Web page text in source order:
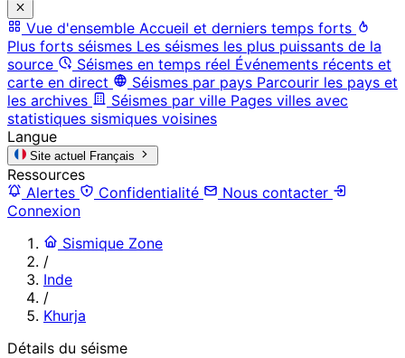
Vue d'ensemble Accueil et derniers temps forts
Plus forts séismes Les séismes les plus puissants de la
source
Séismes en temps réel Événements récents et
carte en direct
Séismes par pays Parcourir les pays et
les archives
Séismes par ville Pages villes avec
statistiques sismiques voisines
Langue
Site actuel Français
Ressources
Alertes
Confidentialité
Nous contacter
Connexion
Sismique Zone
/
Inde
/
Khurja
Détails du séisme